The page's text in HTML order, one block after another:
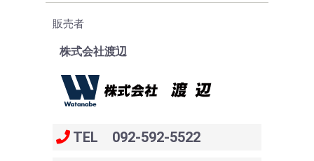
販売者
株式会社渡辺
TEL 092-592-5522